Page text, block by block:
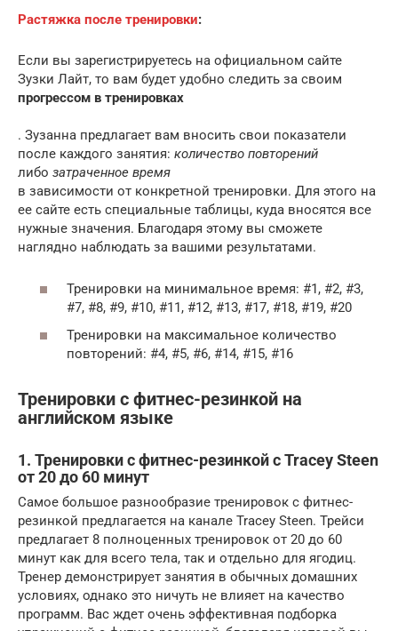
Растяжка после тренировки:
Если вы зарегистрируетесь на официальном сайте
Зузки Лайт, то вам будет удобно следить за своим
прогрессом в тренировках
. Зузанна предлагает вам вносить свои показатели
после каждого занятия: количество повторений
либо затраченное время
в зависимости от конкретной тренировки. Для этого на
ее сайте есть специальные таблицы, куда вносятся все
нужные значения. Благодаря этому вы сможете
наглядно наблюдать за вашими результатами.
Тренировки на минимальное время: #1, #2, #3,
#7, #8, #9, #10, #11, #12, #13, #17, #18, #19, #20
Тренировки на максимальное количество
повторений: #4, #5, #6, #14, #15, #16
Тренировки с фитнес-резинкой на
английском языке
1. Тренировки с фитнес-резинкой с Tracey Steen
от 20 до 60 минут
Самое большое разнообразие тренировок с фитнес-
резинкой предлагается на канале Tracey Steen. Трейси
предлагает 8 полноценных тренировок от 20 до 60
минут как для всего тела, так и отдельно для ягодиц.
Тренер демонстрирует занятия в обычных домашних
условиях, однако это ничуть не влияет на качество
программ. Вас ждет очень эффективная подборка